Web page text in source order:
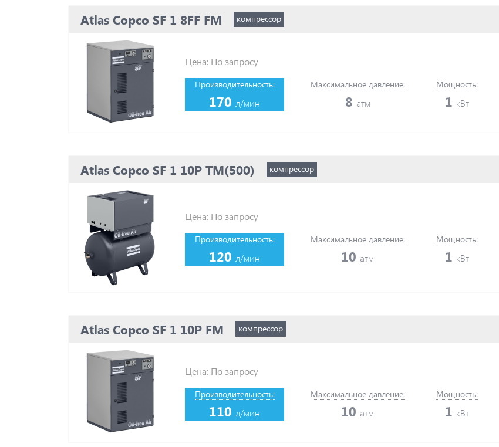
Atlas Copco SF 1 8FF FM компрессор
Цена: По запросу
Производительность:
170л/мин
Максимальное давление:
8 атм
Мощность:
1 кВт
Atlas Copco SF 1 10P TM(500) компрессор
Цена: По запросу
Производительность:
120л/мин
Максимальное давление:
10 атм
Мощность:
1 кВт
Atlas Copco SF 1 10P FM компрессор
Цена: По запросу
Производительность:
110л/мин
Максимальное давление:
10 атм
Мощность:
1 кВт